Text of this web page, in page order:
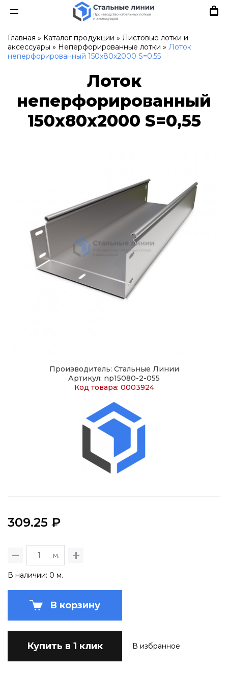
Главная » Каталог продукции » Листовые лотки и
аксессуары » Неперфорированные лотки » Лоток
неперфорированный 150х80х2000 S=0,55
Лоток
неперфорированный
150х80х2000 S=0,55
Производитель: Стальные Линии
Артикул: np15080-2-055
Код товара: 0003924
309.25 ₽
м.
В наличии: 0 м.
В корзину
Купить в 1 клик В избранное